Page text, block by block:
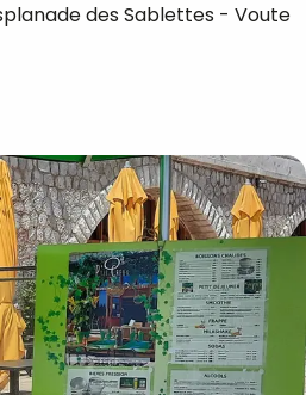
des Sablettes - Voute
favoris